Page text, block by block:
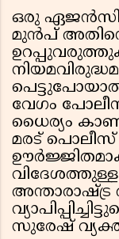
ഒരു
മുൻപ്
വേഗം
ധൈര്യം
മരട്
വിദേശത്തുള്ള
സുരേഷ്